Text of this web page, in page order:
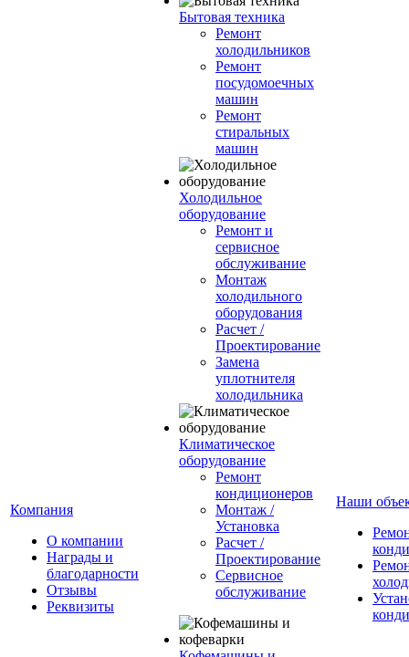
Компания
О компании
Награды и
благодарности
Отзывы
Реквизиты
Бытовая техника
Ремонт
холодильников
Ремонт
посудомоечных
машин
Ремонт
стиральных
машин
Холодильное
оборудование
Ремонт и
сервисное
обслуживание
Монтаж
холодильного
оборудования
Расчет /
Проектирование
Замена
уплотнителя
холодильника
Климатическое
оборудование
Ремонт
кондиционеров
Монтаж /
Установка
Расчет /
Проектирование
Сервисное
обслуживание
Наши